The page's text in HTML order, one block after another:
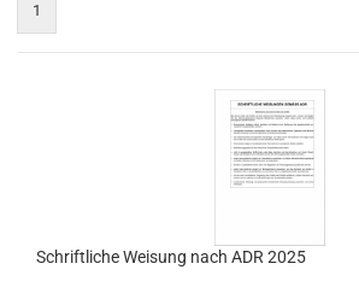
1
Schriftliche Weisung nach ADR 2025